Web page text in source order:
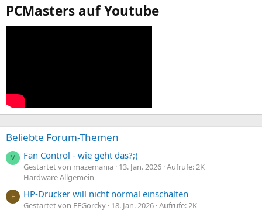
PCMasters auf Youtube
Beliebte Forum-Themen
M Fan Control - wie geht das?;)
Gestartet von mazemania 13. Jan. 2026 Aufrufe: 2K
Hardware Allgemein
F HP-Drucker will nicht normal einschalten
Gestartet von FFGorcky 18. Jan. 2026 Aufrufe: 2K